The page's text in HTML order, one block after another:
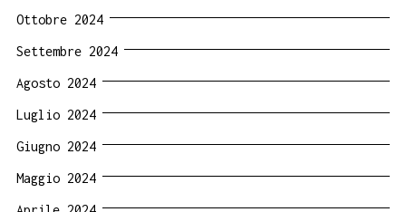
Ottobre 2024
Settembre 2024
Agosto 2024
Luglio 2024
Giugno 2024
Maggio 2024